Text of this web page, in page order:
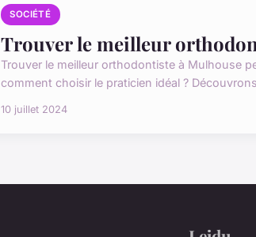
SOCIÉTÉ
Trouver le meilleur
Trouver le meilleur orthodontiste à Mulhouse
comment choisir le praticien idéal ?
10 juillet 2024